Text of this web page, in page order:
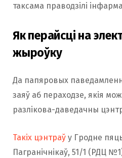
таксама праводзілі
Як перайсці на
жыроўку
Да папяровых
заяў аб пераходзе, якія
разлікова-даведачны
Такіх цэнтраў у Гродне
Пагранічнікаў, 51/1 (РДЦ